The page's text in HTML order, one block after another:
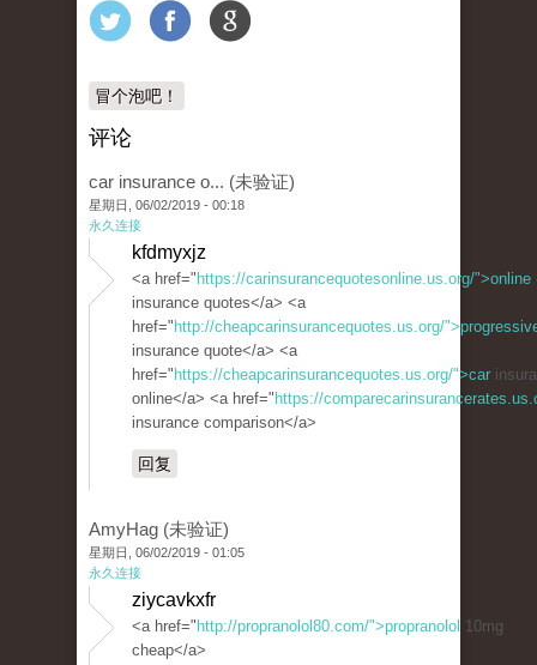
冒个泡吧！
评论
car insurance o... (未验证)
星期日, 06/02/2019 - 00:18
永久连接
kfdmyxjz
<a href=" https://carinsurancequotesonline.us.org/">online
insurance quotes</a> <a
href=" http://cheapcarinsurancequotes.us.org/
insurance quote</a> <a
href=" https://cheapcarinsurancequotes.us.org/">car
online</a> <a href=" https://
insurance comparison</a>
回复
AmyHag (未验证)
星期日, 06/02/2019 - 01:05
永久连接
ziycavkxfr
<a href=" http://propranolol80.com/">propranolol 10mg
cheap</a>